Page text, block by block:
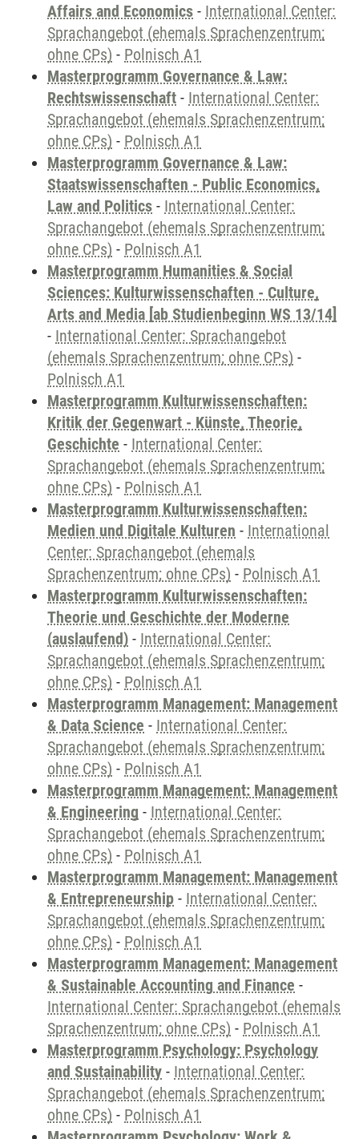
Affairs and Economics - International Center:
Sprachangebot (ehemals Sprachenzentrum;
ohne CPs) - Polnisch A1
Masterprogramm Governance & Law:
Rechtswissenschaft - International Center:
Sprachangebot (ehemals Sprachenzentrum;
ohne CPs) - Polnisch A1
Masterprogramm Governance & Law:
Staatswissenschaften - Public Economics,
Law and Politics - International Center:
Sprachangebot (ehemals Sprachenzentrum;
ohne CPs) - Polnisch A1
Masterprogramm Humanities & Social
Sciences: Kulturwissenschaften - Culture,
Arts and Media [ab Studienbeginn WS 13/14]
- International Center: Sprachangebot
(ehemals Sprachenzentrum; ohne CPs) -
Polnisch A1
Masterprogramm Kulturwissenschaften:
Kritik der Gegenwart - Künste, Theorie,
Geschichte - International Center:
Sprachangebot (ehemals Sprachenzentrum;
ohne CPs) - Polnisch A1
Masterprogramm Kulturwissenschaften:
Medien und Digitale Kulturen - International
Center: Sprachangebot (ehemals
Sprachenzentrum; ohne CPs) - Polnisch A1
Masterprogramm Kulturwissenschaften:
Theorie und Geschichte der Moderne
(auslaufend) - International Center:
Sprachangebot (ehemals Sprachenzentrum;
ohne CPs) - Polnisch A1
Masterprogramm Management: Management
& Data Science - International Center:
Sprachangebot (ehemals Sprachenzentrum;
ohne CPs) - Polnisch A1
Masterprogramm Management: Management
& Engineering - International Center:
Sprachangebot (ehemals Sprachenzentrum;
ohne CPs) - Polnisch A1
Masterprogramm Management: Management
& Entrepreneurship - International Center:
Sprachangebot (ehemals Sprachenzentrum;
ohne CPs) - Polnisch A1
Masterprogramm Management: Management
& Sustainable Accounting and Finance -
International Center: Sprachangebot (ehemals
Sprachenzentrum; ohne CPs) - Polnisch A1
Masterprogramm Psychology: Psychology
and Sustainability - International Center:
Sprachangebot (ehemals Sprachenzentrum;
ohne CPs) - Polnisch A1